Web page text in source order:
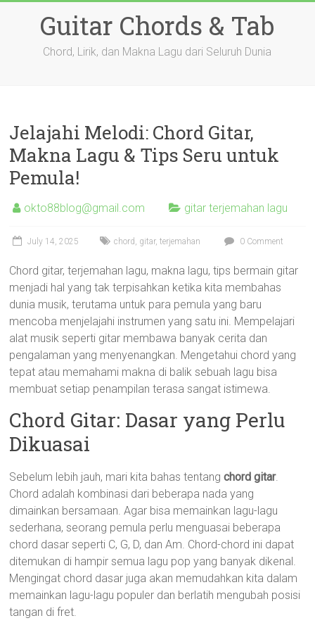
Guitar Chords & Tab
Chord, Lirik, dan Makna Lagu dari Seluruh Dunia
Jelajahi Melodi: Chord Gitar,
Makna Lagu & Tips Seru untuk
Pemula!
okto88blog@gmail.com gitar terjemahan lagu
July 14, 2025 chord , gitar,terjemahan 0 Comment
Chord gitar, terjemahan lagu, makna lagu, tips bermain gitar
menjadi hal yang tak terpisahkan ketika kita membahas
dunia musik, terutama untuk para pemula yang baru
mencoba menjelajahi instrumen yang satu ini. Mempelajari
alat musik seperti gitar membawa banyak cerita dan
pengalaman yang menyenangkan. Mengetahui chord yang
tepat atau memahami makna di balik sebuah lagu bisa
membuat setiap penampilan terasa sangat istimewa.
Chord Gitar: Dasar yang Perlu
Dikuasai
Sebelum lebih jauh, mari kita bahas tentangchord gitar.
Chord adalah kombinasi dari beberapa nada yang
dimainkan bersamaan. Agar bisa memainkan lagu-lagu
sederhana, seorang pemula perlu menguasai beberapa
chord dasar seperti C, G, D, dan Am. Chord-chord ini dapat
ditemukan di hampir semua lagu pop yang banyak dikenal.
Mengingat chord dasar juga akan memudahkan kita dalam
memainkan lagu-lagu populer dan berlatih mengubah posisi
tangan di fret.